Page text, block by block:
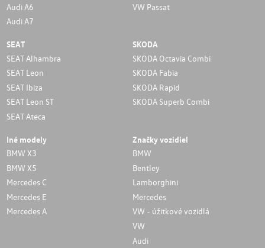
Audi A6
Audi A7
VW Passat
SEAT
SEAT Alhambra
SEAT Leon
SEAT Ibiza
SEAT Leon ST
SEAT Ateca
SKODA
SKODA Octavia Combi
SKODA Fabia
SKODA Rapid
SKODA Superb Combi
Iné modely
BMW X3
BMW X5
Mercedes C
Mercedes E
Mercedes A
Značky vozidiel
BMW
Bentley
Lamborghini
Mercedes
VW - úžitkové vozidlá
VW
Audi